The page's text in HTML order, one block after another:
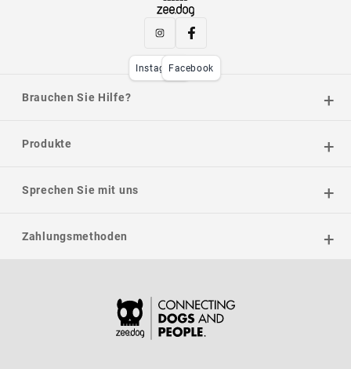
InstagramFacebook
Brauchen Sie Hilfe?
Produkte
Sprechen Sie mit uns
Zahlungsmethoden